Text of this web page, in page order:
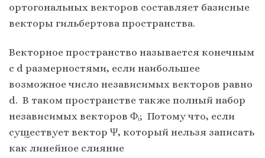
ортогональных векторов составляет базисные
векторы гильбертова пространства.
Векторное пространство называется конечным
с d размерностями, если наибольшее
возможное число независимых векторов равно
d. В таком пространстве также полный набор
независимых векторов Φᵢ; Потому что, если
существует вектор Ψ, который нельзя записать
как линейное слияние